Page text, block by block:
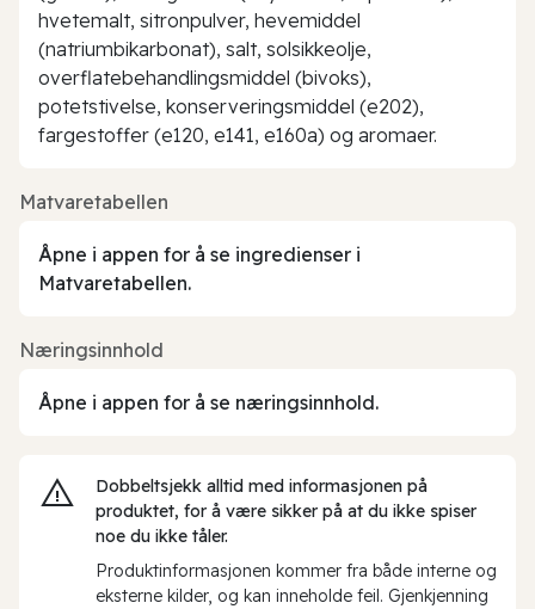
hvetemalt, sitronpulver, hevemiddel
(natriumbikarbonat), salt, solsikkeolje,
overflatebehandlingsmiddel (bivoks),
potetstivelse, konserveringsmiddel (e202),
fargestoffer (e120, e141, e160a) og aromaer.
Matvaretabellen
Åpne i appen for å se ingredienser i
Matvaretabellen.
Næringsinnhold
Åpne i appen for å se næringsinnhold.
Dobbeltsjekk alltid med informasjonen på
produktet, for å være sikker på at du ikke spiser
noe du ikke tåler.
Produktinformasjonen kommer fra både interne og
eksterne kilder, og kan inneholde feil. Gjenkjenning